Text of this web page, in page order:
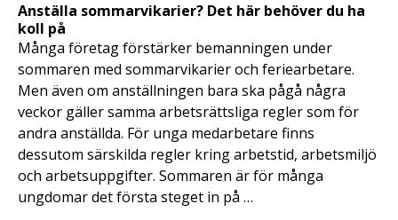
Anställa sommarvikarier? Det här behöver du ha
koll på
Många företag förstärker bemanningen under
sommaren med sommarvikarier och feriearbetare.
Men även om anställningen bara ska pågå några
veckor gäller samma arbetsrättsliga regler som för
andra anställda. För unga medarbetare finns
dessutom särskilda regler kring arbetstid, arbetsmiljö
och arbetsuppgifter. Sommaren är för många
ungdomar det första steget in på …